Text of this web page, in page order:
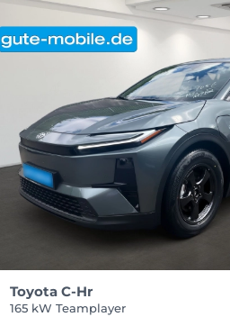
Toyota C-Hr
165 kW Teamplayer